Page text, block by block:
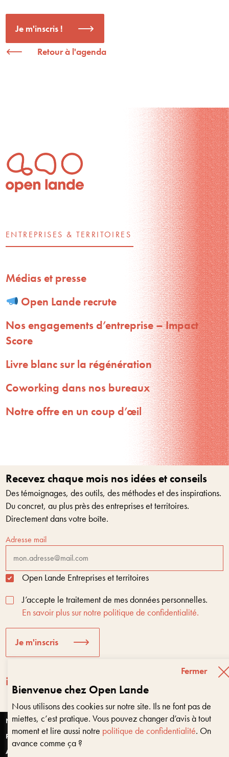
Nous vous aidons à être encore là dans 10 ans
?
Je m'inscris !
Retour à l'agenda
ENTREPRISES & TERRITOIRES
Médias et presse
Open Lande recrute
Nos engagements d’entreprise – Impact
Score
Livre blanc sur la régénération
Coworking dans nos bureaux
Notre offre en un coup d’œil
Recevez chaque mois nos idées et conseils
Des témoignages, des outils, des méthodes et des inspirations.
Du concret, au plus près des entreprises et territoires.
Directement dans votre boîte.
Adresse mail
Open Lande Entreprises et territoires
J’accepte le traitement de mes données personnelles.
En savoir plus sur notre politique de confidentialité.
Je m'inscris
Nantes
Paris
Anjou
Bienvenue chez Open Lande
Fermer
Nous utilisons des cookies sur notre site. Ils ne font pas de
miettes, c’est pratique. Vous pouvez changer d’avis à tout
moment et lire aussi notre politique de confidentialité. On
avance comme ça ?